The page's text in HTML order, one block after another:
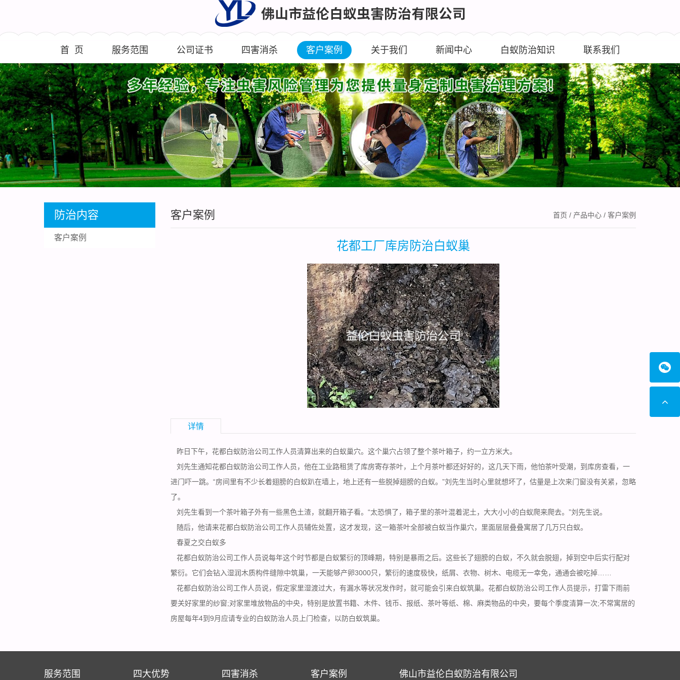
首 页 服务范围 公司证书 四害消杀 客户案例 关于我们 新闻中心 白蚁防治知识 联系我们
防治内容
客户案例
客户案例 首页 / 产品中心 / 客户案例
花都工厂库房防治白蚁巢
详情
昨日下午， 花都白蚁防治公司工作人员清算出来的白蚁巢穴。这个巢穴占领了整个茶叶箱子，约一立方米大。
刘先生通知花都白蚁防治公司工作人员，他在工业路租赁了库房寄存茶叶，上个月茶叶都还好好的，这几天下雨，他怕茶叶受潮，到库房查看，一
进门吓一跳。“房间里有不少长着翅膀的白蚁趴在墙上，地上还有一些脱掉翅膀的白蚁。”刘先生当时心里就想坏了，估量是上次来门窗没有关紧，忽略
了。
刘先生看到一个茶叶箱子外有一些黑色土渣，就翻开箱子看。“太恐惧了，箱子里的茶叶混着泥土，大大小小的白蚁爬来爬去。”刘先生说。
随后，他请来花都白蚁防治公司工作人员辅佐处置，这才发现，这一箱茶叶全部被白蚁当作巢穴，里面层层叠叠寓居了几万只白蚁。
春夏之交白蚁多
花都白蚁防治公司工作人员说每年这个时节都是白蚁繁衍的顶峰期，特别是暴雨之后。这些长了翅膀的白蚁，不久就会脱翅，掉到空中后实行配对
繁衍。它们会钻入湿润木质构件缝隙中筑巢，一天能够产卵3000只，繁衍的速度极快，纸屑、衣物、树木、电缆无一幸免，通通会被吃掉……
花都白蚁防治公司工作人员说，假定家里湿渡过大，有漏水等状况发作时，就可能会引来白蚁筑巢。花都白蚁防治公司工作人员提示，打雷下雨前
要关好家里的纱窗;对家里堆放物品的中央，特别是放置书籍、木件、钱币、报纸、茶叶等纸、棉、麻类物品的中央，要每个季度清算一次;不常寓居的
房屋每年4到9月应请专业的白蚁防治人员上门检查，以防白蚁筑巢。
服务范围 四大优势 四害消杀 客户案例 佛山市益伦白蚁防治有限公司